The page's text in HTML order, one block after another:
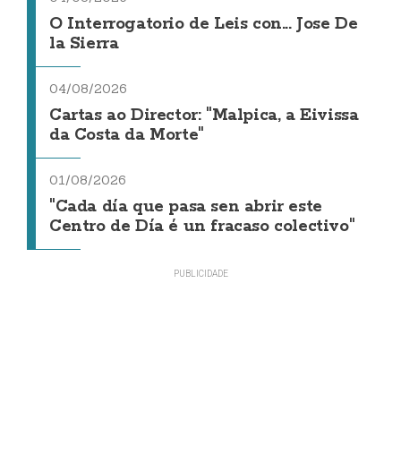
O Interrogatorio de Leis con... Jose De
la Sierra
04/08/2026
Cartas ao Director: "Malpica, a Eivissa
da Costa da Morte"
01/08/2026
"Cada día que pasa sen abrir este
Centro de Día é un fracaso colectivo"